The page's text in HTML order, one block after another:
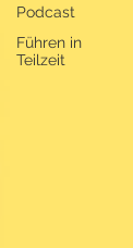
Podcast
Führen in
Teilzeit